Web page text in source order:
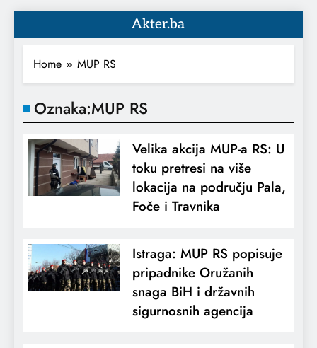
Akter.ba
Home MUP RS
Oznaka:MUP RS
Velika akcija MUP-a RS: U
toku pretresi na više
lokacija na području Pala,
Foče i Travnika
Istraga: MUP RS popisuje
pripadnike Oružanih
snaga BiH i državnih
sigurnosnih agencija